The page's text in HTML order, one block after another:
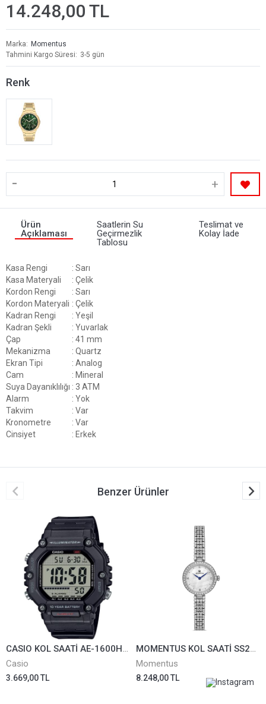
14.248,00 TL
Marka
Momentus
Tahmini Kargo Süresi
3-5 gün
Renk
- +
Ürün
Açıklaması
Saatlerin Su
Geçirmezlik
Tablosu
Teslimat ve
Kolay İade
Kasa Rengi
: Sarı
Kasa Materyali
: Çelik
Kordon Rengi
: Sarı
Kordon Materyali : Çelik
Kadran Rengi
: Yeşil
Kadran Şekli
: Yuvarlak
Çap
: 41 mm
Mekanizma
: Quartz
Ekran Tipi
: Analog
Cam
: Mineral
Suya Dayanıklılığı : 3 ATM
Alarm
: Yok
Takvim
: Var
Kronometre
: Var
Cinsiyet
: Erkek
Benzer Ürünler
CASIO KOL SAATİ AE-1600H-1AVDF
Casio
3.669,00 TL
MOMENTUS KOL SAATİ SS272S-09SS
Momentus
8.248,00 TL